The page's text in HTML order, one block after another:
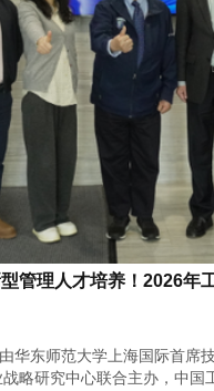
管理人才培养！2026年
华东师范大学上海国际首席
略研究中心联合主办，中